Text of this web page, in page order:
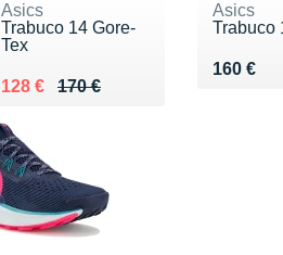
Asics
Trabuco 14 Gore-
Tex
170 €
Au lieu de 170 €
128 €
Vendu 128 €
Asics
Trabuco
160 €
Vendu